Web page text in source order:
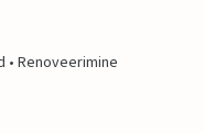
• Renoveerimine